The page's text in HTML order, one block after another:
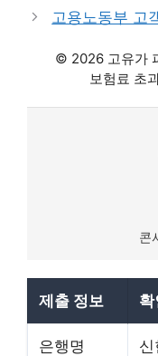
리
고용노동부 고
© 2026 고유가
보험료 초
콘
제출 정보
은행명